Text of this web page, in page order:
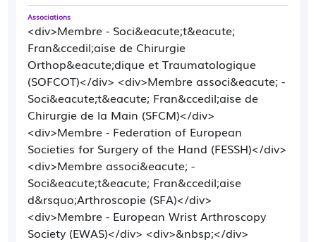
Associations
<div>Membre - Soci&eacute;t&eacute;
Fran&ccedil;aise de Chirurgie
Orthop&eacute;dique et Traumatologique
(SOFCOT)</div> <div>Membre associ&eacute; -
Soci&eacute;t&eacute; Fran&ccedil;aise de
Chirurgie de la Main (SFCM)</div>
<div>Membre - Federation of European
Societies for Surgery of the Hand (FESSH)</div>
<div>Membre associ&eacute; -
Soci&eacute;t&eacute; Fran&ccedil;aise
d&rsquo;Arthroscopie (SFA)</div>
<div>Membre - European Wrist Arthroscopy
Society (EWAS)</div> <div>&nbsp;</div>